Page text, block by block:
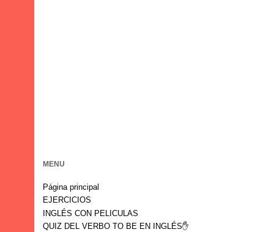
MENU
Página principal
EJERCICIOS
INGLÉS CON PELICULAS
QUIZ DEL VERBO TO BE EN INGLÉS✋